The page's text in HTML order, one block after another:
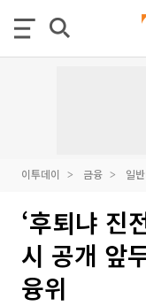
이투데이 금융 일반
‘후퇴냐 진
시 공개 앞
융위